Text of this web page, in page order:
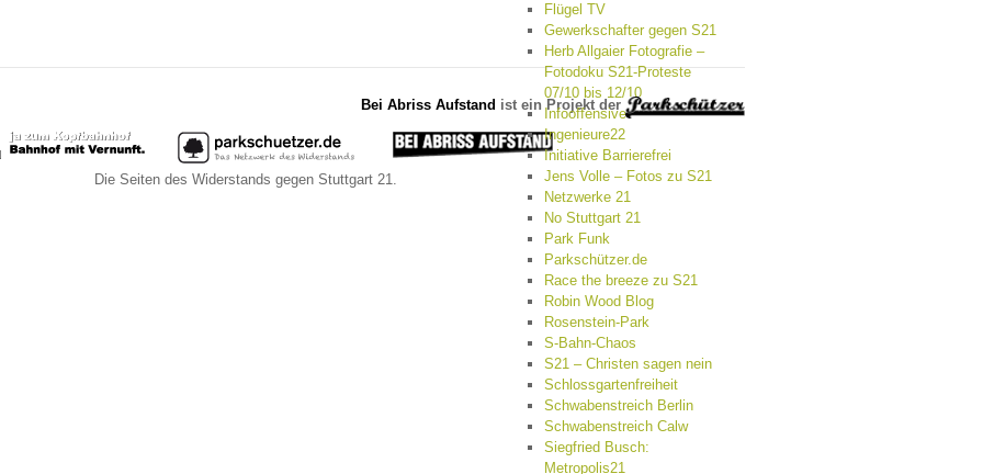
Flügel TV
Gewerkschafter gegen S21
Herb Allgaier Fotografie –
Fotodoku S21-Proteste
07/10 bis 12/10
Infooffensive
Ingenieure22
Initiative Barrierefrei
Jens Volle – Fotos zu S21
Netzwerke 21
No Stuttgart 21
Park Funk
Parkschützer.de
Race the breeze zu S21
Robin Wood Blog
Rosenstein-Park
S-Bahn-Chaos
S21 – Christen sagen nein
Schlossgartenfreiheit
Schwabenstreich Berlin
Schwabenstreich Calw
Siegfried Busch:
Metropolis21
Bei Abriss Aufstand ist ein Projekt der
Die Seiten des Widerstands gegen Stuttgart 21.